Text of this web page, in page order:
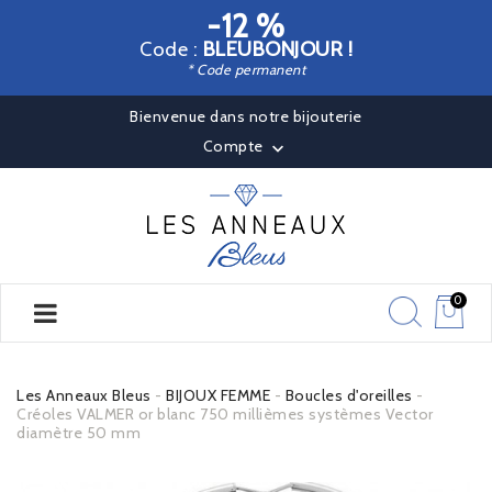
-12 %
Code : BLEUBONJOUR !
* Code permanent
Bienvenue dans notre bijouterie
Compte 
0
Les Anneaux Bleus BIJOUX FEMME
Boucles d'oreilles
Créoles VALMER or blanc 750 millièmes systèmes Vector
diamètre 50 mm